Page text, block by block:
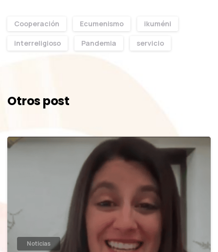
Cooperación Ecumenismo ikuméni
interreligioso Pandemia servicio
Reading
Otros post
Noticias